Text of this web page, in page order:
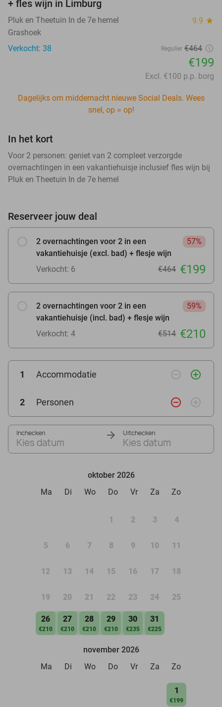
+ fles wijn in Limburg
Pluk en Theetuin In de 7e hemel 9.9 star
Grashoek
Verkocht: 38
Regulier €464
€199
Excl. €100 p.p. borg
Dagelijks om middernacht nieuwe Social Deals. Wees
snel, op = op!
In het kort
Voor 2 personen: geniet van 2 compleet verzorgde
overnachtingen in een vakantiehuisje inclusief fles wijn bij
Pluk en Theetuin In de 7e hemel
Reserveer jouw deal
2 overnachtingen voor 2 in een
vakantiehuisje (excl. bad) + flesje wijn
57%
Verkocht: 6 €464 €199
2 overnachtingen voor 2 in een
vakantiehuisje (incl. bad) + flesje wijn
59%
Verkocht: 4 €514 €210
1 Accommodatie remove_circle_outline add_circle_outline
2 Personen remove_circle_outline add_circle_outline
Inchecken
Kies datum
Uitchecken
Kies datum
oktober 2026
Ma
Di Wo Do Vr Za Zo
1 2 3 4
5 6 7 8 9 10 11
12 13 14 15 16 17 18
19 20 21 22 23 24 25
26
€210
27
€210
28
€210
29
€210
30
€235
31
€225
november 2026
Ma
Di Wo Do Vr Za Zo
1
€199